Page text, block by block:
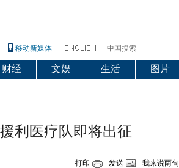
移动新媒体 中国搜索
财经 文娱 生活 图片
利医疗队即将出征
打印 发送 我来说两句